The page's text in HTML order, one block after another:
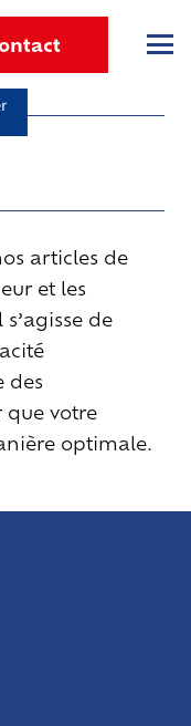
articles de
et les
de
des
que votre
optimale.